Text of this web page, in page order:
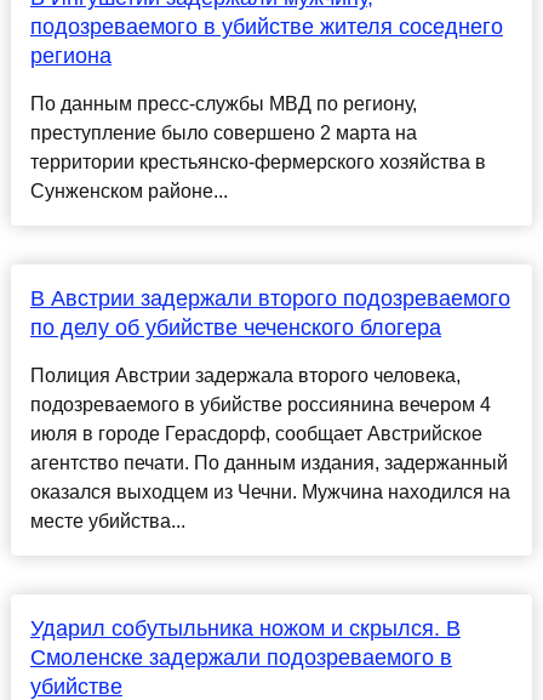
подозреваемого в убийстве жителя соседнего
региона
По данным пресс-службы МВД по региону,
преступление было совершено 2 марта на
территории крестьянско-фермерского хозяйства в
Сунженском районе...
В Австрии задержали второго подозреваемого
по делу об убийстве чеченского блогера
Полиция Австрии задержала второго человека,
подозреваемого в убийстве россиянина вечером 4
июля в городе Герасдорф, сообщает Австрийское
агентство печати. По данным издания, задержанный
оказался выходцем из Чечни. Мужчина находился на
месте убийства...
Ударил собутыльника ножом и скрылся. В
Смоленске задержали подозреваемого в
убийстве